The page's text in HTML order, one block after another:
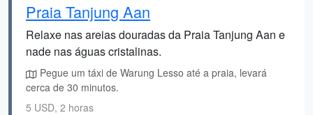
Praia Tanjung Aan
Relaxe nas areias douradas da Praia Tanjung Aan e
nade nas águas cristalinas.
Pegue um táxi de Warung Lesso até a praia, levará
cerca de 30 minutos.
5 USD, 2 horas